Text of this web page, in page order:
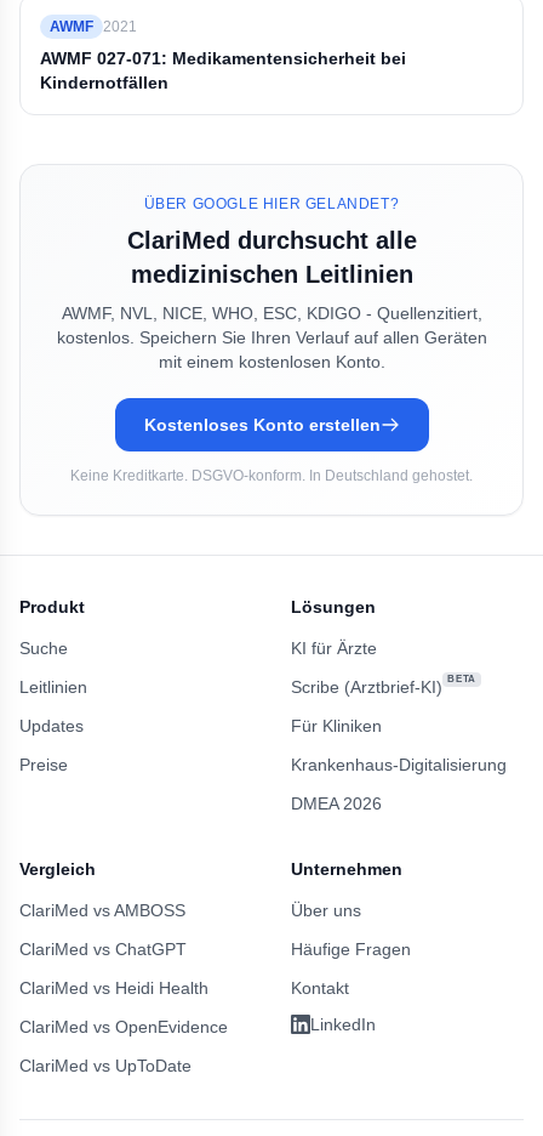
AWMF 2021
AWMF 027-071: Medikamentensicherheit bei
Kindernotfällen
ÜBER GOOGLE HIER GELANDET?
ClariMed durchsucht alle
medizinischen Leitlinien
AWMF, NVL, NICE, WHO, ESC, KDIGO - Quellenzitiert,
kostenlos. Speichern Sie Ihren Verlauf auf allen Geräten
mit einem kostenlosen Konto.
Kostenloses Konto erstellen
Keine Kreditkarte. DSGVO-konform. In Deutschland gehostet.
Produkt
Suche
Leitlinien
Updates
Preise
Lösungen
KI für Ärzte
Scribe (Arztbrief-KI)
BETA
Für Kliniken
Krankenhaus-Digitalisierung
DMEA 2026
Vergleich
ClariMed vs AMBOSS
ClariMed vs ChatGPT
ClariMed vs Heidi Health
ClariMed vs OpenEvidence
ClariMed vs UpToDate
Unternehmen
Über uns
Häufige Fragen
Kontakt
LinkedIn